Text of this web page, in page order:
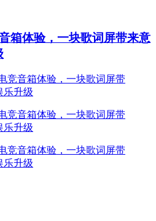
箱体验，一块歌词屏带来意